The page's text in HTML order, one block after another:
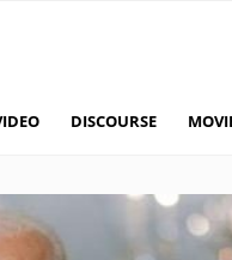
DISCOURSE